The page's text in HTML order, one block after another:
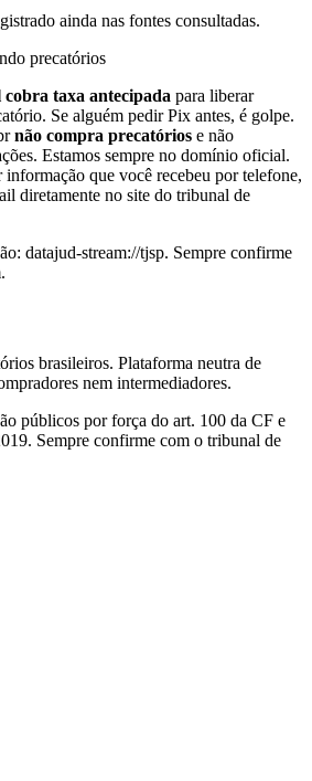
ainda nas fontes consultadas.
precatórios
taxa antecipada para liberar
Se alguém pedir Pix antes, é golpe.
não compra precatórios e não
Estamos sempre no domínio oficial.
que você recebeu por telefone,
diretamente no site do tribunal de
datajud-stream://tjsp. Sempre confirme
brasileiros. Plataforma neutra de
nem intermediadores.
públicos por força do art. 100 da CF e
Sempre confirme com o tribunal de